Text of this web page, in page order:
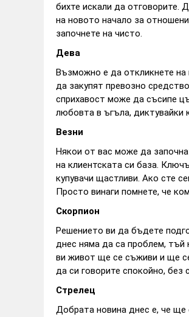
бихте искали да отговорите.
на новото начало за
започнете на чисто.
Дева
Възможно е да откликнете на
да закупят превозно
сприхавост може да съсипе
любовта в ъгъла, диктувайки
Везни
Някои от вас може да
на клиентската си база.
купувачи щастливи. Ако сте
Просто винаги помнете, че
Скорпион
Решението ви да бъдете
днес няма да са проблем, тъй
ви живот ще се съживи и ще
да си говорите спокойно, без
Стрелец
Добрата новина днес е, че